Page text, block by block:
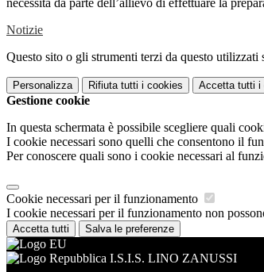
necessità da parte dell’allievo di effettuare la
Notizie
Questo sito o gli strumenti terzi da questo
Personalizza Rifiuta tutti i cookies Accetta tutti i
Gestione cookie
In questa schermata è possibile scegliere quali
I cookie necessari sono quelli che consentono il
Per conoscere quali sono i cookie necessari al
Cookie necessari per il funzionamento
I cookie necessari per il funzionamento non
Accetta tutti Salva le preferenze
I.S.I.S. LINO ZANUSSI